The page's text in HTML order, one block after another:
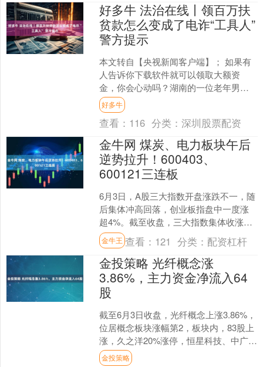
好多牛 法治在线丨领百万扶
贫款怎么变成了电诈“工具人”
警方提示
本文转自【央视新闻客户端】； 如果有
人告诉你下载软件就可以领取大额资
金，你会心动吗？湖南的一位老年男子
就遇到了这样的情况，对方告诉他只要
下载一款软件，就能申领所....
好多牛
查看： 116 分类：深圳股票配资
金牛网 煤炭、电力板块午后
逆势拉升！600403、
600121三连板
6月3日，A股三大指数开盘涨跌不一，随
后集体冲高回落，创业板指盘中一度涨
超4%。截至收盘，三大指数集体收涨，
上证指数涨0.22%，深证成指涨0.73%，
创业板指....
金牛王 查看： 121 分类： 配资杠杆
金投策略 光纤概念涨
3.86%，主力资金净流入64
股
截至6月3日收盘，光纤概念上涨3.86%，
位居概念板块涨幅第2，板块内，83股上
涨，久之洋20%涨停，恒星科技、中广核
技、新安股份等涨停，锐科激光、源杰
金投策略